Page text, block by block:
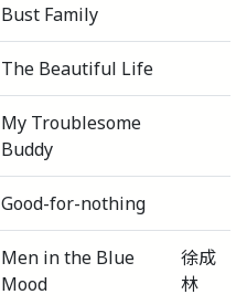
Bust Family
The Beautiful Life
My Troublesome
Buddy
Good-for-nothing
Men in the Blue
Mood
徐成
林